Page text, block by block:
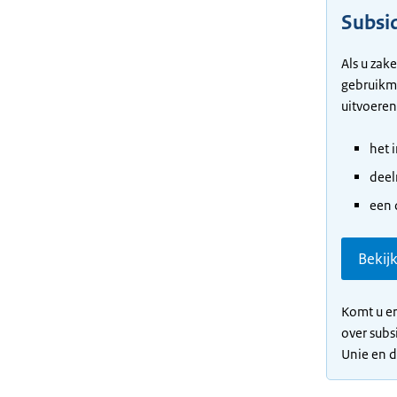
Als u
het
een
Komt u
over
Unie en